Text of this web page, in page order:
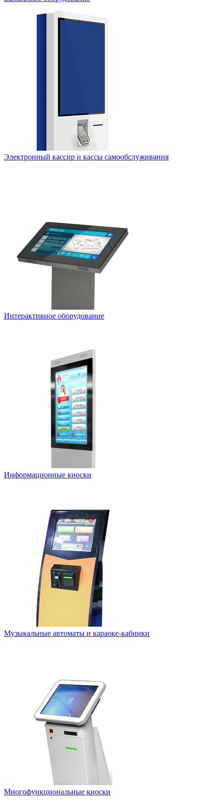
Электронный кассир и кассы самообслуживания
Интерактивное оборудование
Информационные киоски
Музыкальные автоматы и караоке-кабинки
Многофункциональные киоски